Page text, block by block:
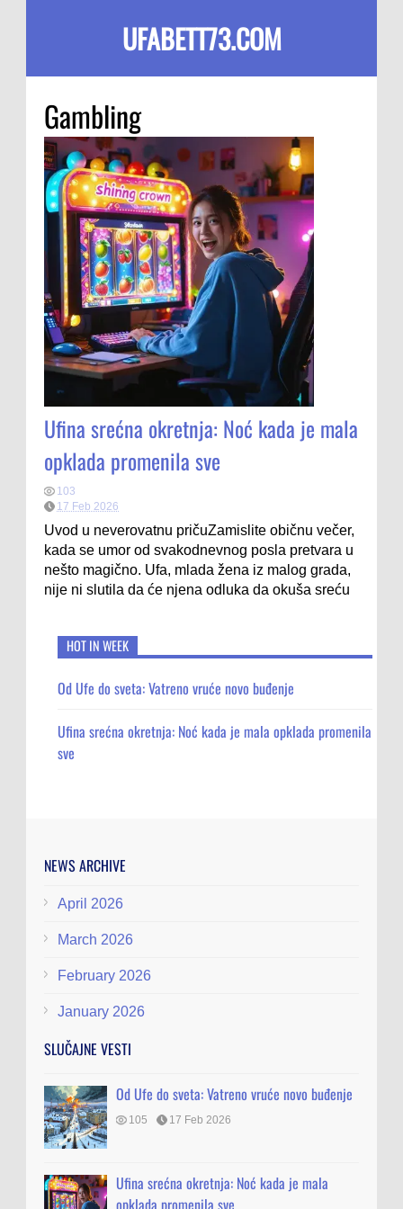
UFABETT73.COM
Gambling
Ufina srećna okretnja: Noć kada je mala
opklada promenila sve
103
17 Feb 2026
Uvod u neverovatnu pričuZamislite običnu večer,
kada se umor od svakodnevnog posla pretvara u
nešto magično. Ufa, mlada žena iz malog grada,
nije ni slutila da će njena odluka da okuša sreću
HOT IN WEEK
Od Ufe do sveta: Vatreno vruće novo buđenje
Ufina srećna okretnja: Noć kada je mala opklada promenila
sve
NEWS ARCHIVE
April 2026
March 2026
February 2026
January 2026
SLUČAJNE VESTI
Od Ufe do sveta: Vatreno vruće novo buđenje
105 17 Feb 2026
Ufina srećna okretnja: Noć kada je mala
opklada promenila sve